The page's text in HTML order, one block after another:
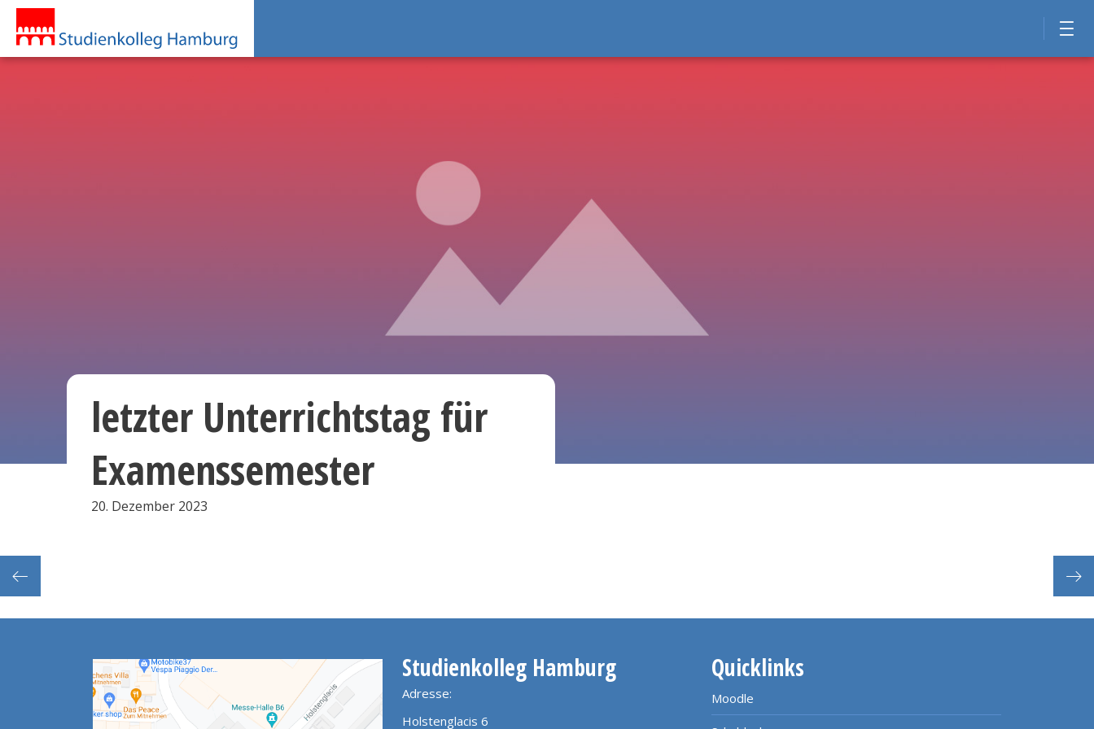
Nanotechnologie-Praktikum (2.Sem.: M+T-Kurse)
letzter Unterrichtstag für
Examenssemester
20. Dezember 2023
Studienkolleg Hamburg
Adresse:
Holstenglacis 6
Quicklinks
Moodle